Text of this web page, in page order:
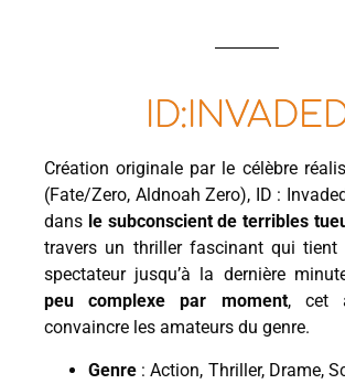
Création originale par le célèbre
(Fate/Zero, Aldnoah Zero), ID :
dans le subconscient de terribles
travers un thriller fascinant qui tient
spectateur jusqu’à la dernière
peu complexe par moment, cet
convaincre les amateurs du genre.
Genre : Action, Thriller, Drame,